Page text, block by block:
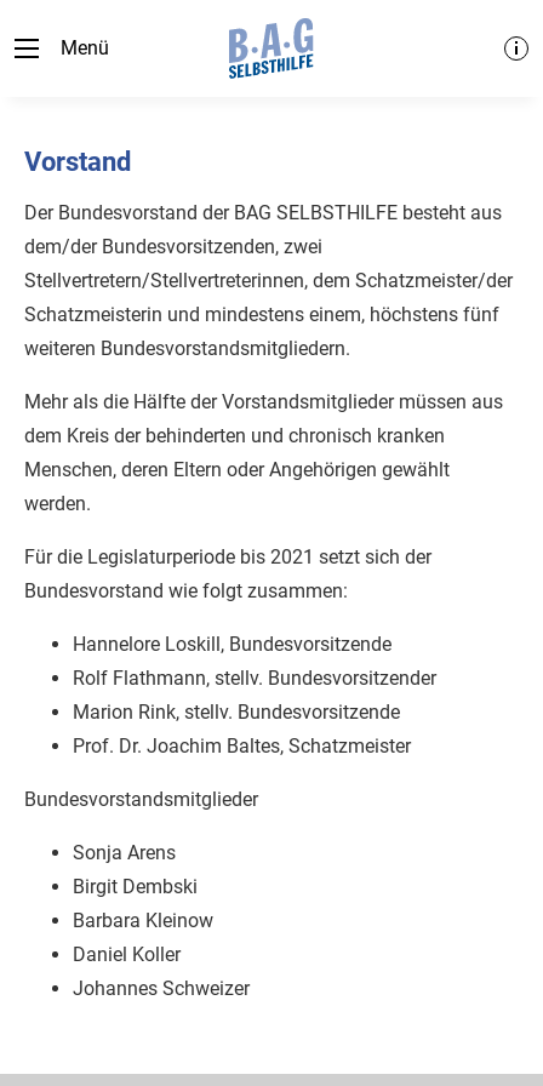
Menü
Vorstand
Der Bundesvorstand der BAG SELBSTHILFE besteht aus
dem/der Bundesvorsitzenden, zwei
Stellvertretern/Stellvertreterinnen, dem Schatzmeister/der
Schatzmeisterin und mindestens einem, höchstens fünf
weiteren Bundesvorstandsmitgliedern.
Mehr als die Hälfte der Vorstandsmitglieder müssen aus
dem Kreis der behinderten und chronisch kranken
Menschen, deren Eltern oder Angehörigen gewählt
werden.
Für die Legislaturperiode bis 2021 setzt sich der
Bundesvorstand wie folgt zusammen:
Hannelore Loskill, Bundesvorsitzende
Rolf Flathmann, stellv. Bundesvorsitzender
Marion Rink, stellv. Bundesvorsitzende
Prof. Dr. Joachim Baltes, Schatzmeister
Bundesvorstandsmitglieder
Sonja Arens
Birgit Dembski
Barbara Kleinow
Daniel Koller
Johannes Schweizer